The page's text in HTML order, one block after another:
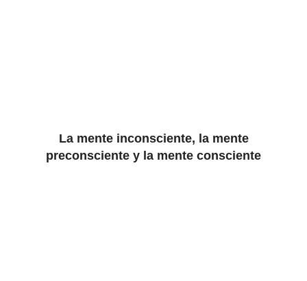
La mente inconsciente, la mente
preconsciente y la mente consciente